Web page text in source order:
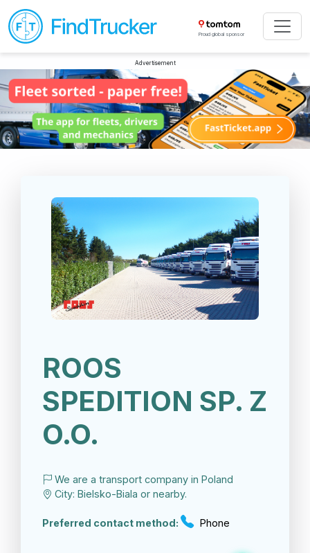
Proud global sponsor
Advertisement
ROOS
SPEDITION SP. Z
O.O.
We are a transport company in Poland
City: Bielsko-Biala or nearby.
Preferred contact method: Phone